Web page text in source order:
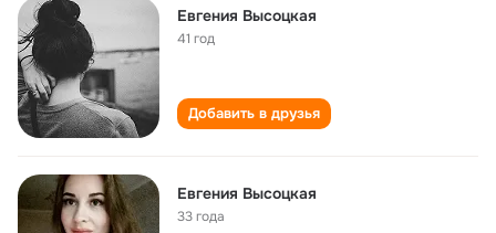
Евгения Высоцкая
41 год
Добавить в друзья
Евгения Высоцкая
33 года